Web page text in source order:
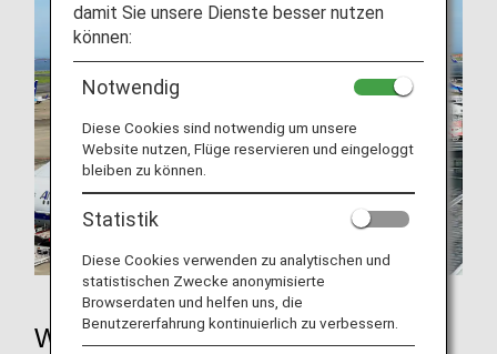
Worum handelt es sich beim „push
damit Sie unsere Dienste besser nutzen
können:
Notwendig
Diese Cookies sind notwendig um unsere
Website nutzen, Flüge reservieren und eingeloggt
bleiben zu können.
Statistik
Diese Cookies verwenden zu analytischen und
statistischen Zwecke anonymisierte
Browserdaten und helfen uns, die
Benutzererfahrung kontinuierlich zu verbessern.